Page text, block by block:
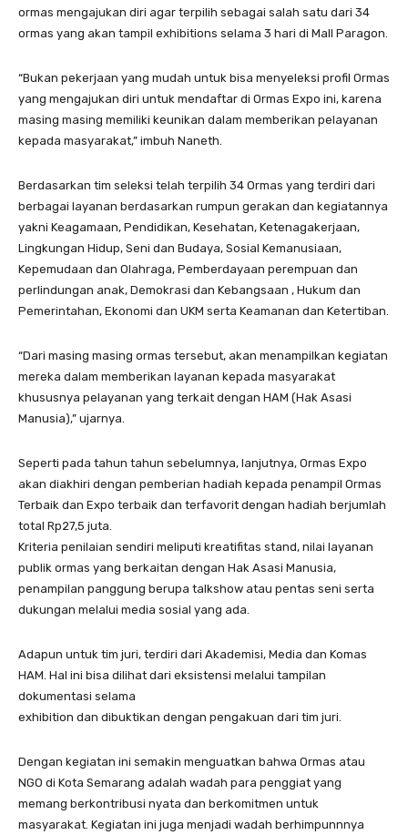
ormas mengajukan diri agar terpilih sebagai salah satu dari 34
ormas yang akan tampil exhibitions selama 3 hari di Mall Paragon.
“Bukan pekerjaan yang mudah untuk bisa menyeleksi profil Ormas
yang mengajukan diri untuk mendaftar di Ormas Expo ini, karena
masing masing memiliki keunikan dalam memberikan pelayanan
kepada masyarakat,” imbuh Naneth.
Berdasarkan tim seleksi telah terpilih 34 Ormas yang terdiri dari
berbagai layanan berdasarkan rumpun gerakan dan kegiatannya
yakni Keagamaan, Pendidikan, Kesehatan, Ketenagakerjaan,
Lingkungan Hidup, Seni dan Budaya, Sosial Kemanusiaan,
Kepemudaan dan Olahraga, Pemberdayaan perempuan dan
perlindungan anak, Demokrasi dan Kebangsaan , Hukum dan
Pemerintahan, Ekonomi dan UKM serta Keamanan dan Ketertiban.
“Dari masing masing ormas tersebut, akan menampilkan kegiatan
mereka dalam memberikan layanan kepada masyarakat
khususnya pelayanan yang terkait dengan HAM (Hak Asasi
Manusia),” ujarnya.
Seperti pada tahun tahun sebelumnya, lanjutnya, Ormas Expo
akan diakhiri dengan pemberian hadiah kepada penampil Ormas
Terbaik dan Expo terbaik dan terfavorit dengan hadiah berjumlah
total Rp27,5 juta.
Kriteria penilaian sendiri meliputi kreatifitas stand, nilai layanan
publik ormas yang berkaitan dengan Hak Asasi Manusia,
penampilan panggung berupa talkshow atau pentas seni serta
dukungan melalui media sosial yang ada.
Adapun untuk tim juri, terdiri dari Akademisi, Media dan Komas
HAM. Hal ini bisa dilihat dari eksistensi melalui tampilan
dokumentasi selama
exhibition dan dibuktikan dengan pengakuan dari tim juri.
Dengan kegiatan ini semakin menguatkan bahwa Ormas atau
NGO di Kota Semarang adalah wadah para penggiat yang
memang berkontribusi nyata dan berkomitmen untuk
masyarakat. Kegiatan ini juga menjadi wadah berhimpunnnya